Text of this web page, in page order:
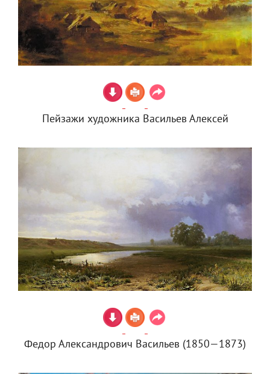
Пейзажи художника Васильев Алексей
Федор Александрович Васильев (1850—1873)